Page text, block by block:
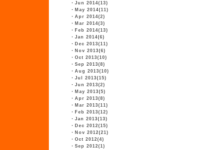
・ Jun 2014(13)
・ May 2014(11)
・ Apr 2014(2)
・ Mar 2014(3)
・ Feb 2014(13)
・ Jan 2014(6)
・ Dec 2013(11)
・ Nov 2013(6)
・ Oct 2013(10)
・ Sep 2013(8)
・ Aug 2013(10)
・ Jul 2013(15)
・ Jun 2013(2)
・ May 2013(5)
・ Apr 2013(8)
・ Mar 2013(11)
・ Feb 2013(12)
・ Jan 2013(13)
・ Dec 2012(15)
・ Nov 2012(21)
・ Oct 2012(4)
・ Sep 2012(1)